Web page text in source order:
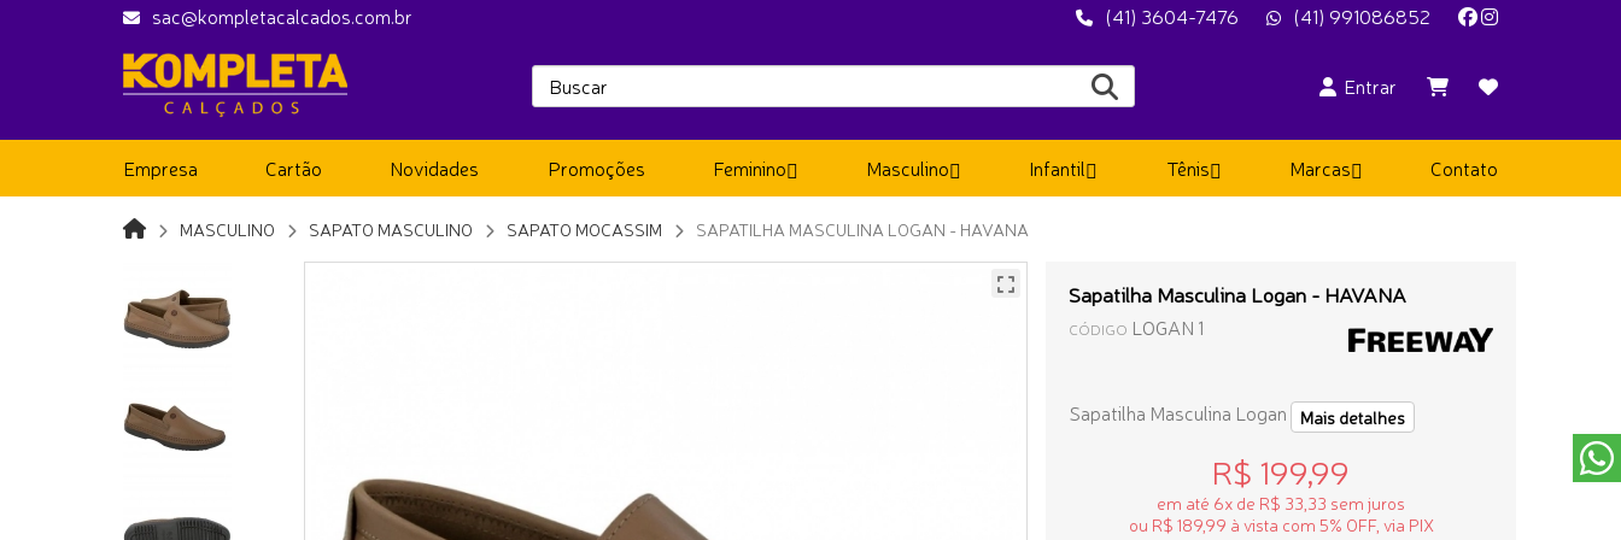
sac@kompletacalcados.com.br (41) 3604-7476 (41) 991086852
Entrar
Empresa Cartão Novidades Promoções Feminino Masculino Infantil Tênis Marcas Contato
MASCULINO SAPATO MASCULINO SAPATO MOCASSIM SAPATILHA MASCULINA LOGAN - HAVANA
Sapatilha Masculina Logan - HAVANA
CÓDIGO LOGAN 1
Sapatilha Masculina Logan Mais detalhes
R$ 199,99
em até 6x de R$ 33,33 sem juros
ou R$ 189,99 à vista com 5% OFF, via PIX